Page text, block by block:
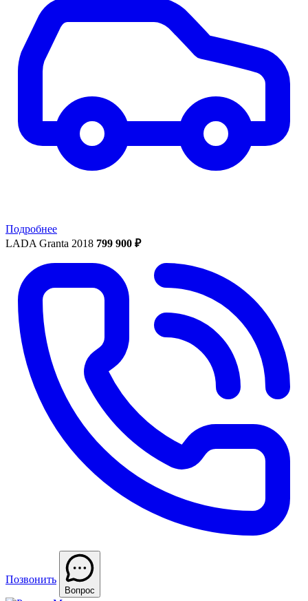
Подробнее
LADA Granta 2018 799 900 ₽
Позвонить
Вопрос